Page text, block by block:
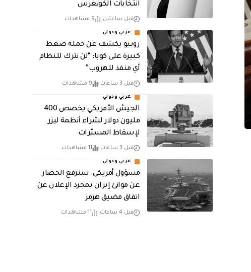
انتخابات الكونغرس
قبل ساعتين 9 مشاهدات
عربي ودولي
روبيو يكشف عن حملة ضغط
كبيرة على كوبا: “لن نترك للنظام
أي منفذ للهروب”
قبل 3 ساعات 9 مشاهدات
عربي ودولي
الجيش الأمريكي يخصص 400
مليون دولار لشراء أنظمة ليزر
لإسقاط المسيّرات
قبل 3 ساعات 11 مشاهدات
عربي ودولي
مسؤول أمريكي: سنرفع الحصار
عن موانئ إيران بمجرد الإعلان عن
اتفاق مضيق هرمز
قبل 4 ساعات 11 مشاهدات